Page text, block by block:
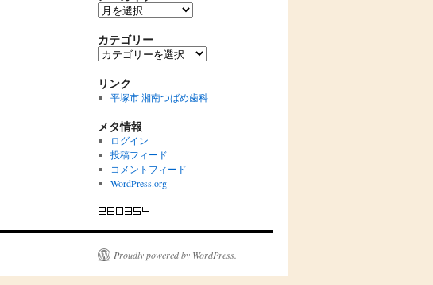
ア
カ
イ
カテゴリー
カ
ゴ
リ
リンク
平塚市 湘南つばめ歯科
メタ情報
ログイン
投稿フィード
コメントフィード
WordPress.org
Proudly powered by WordPress.